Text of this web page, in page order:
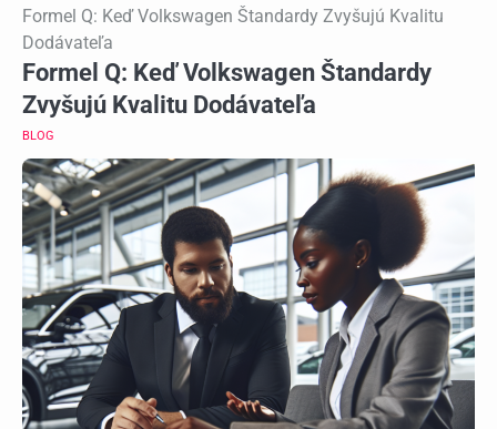
Formel Q: Keď Volkswagen Štandardy Zvyšujú Kvalitu
Dodávateľa
Formel Q: Keď Volkswagen Štandardy
Zvyšujú Kvalitu Dodávateľa
BLOG